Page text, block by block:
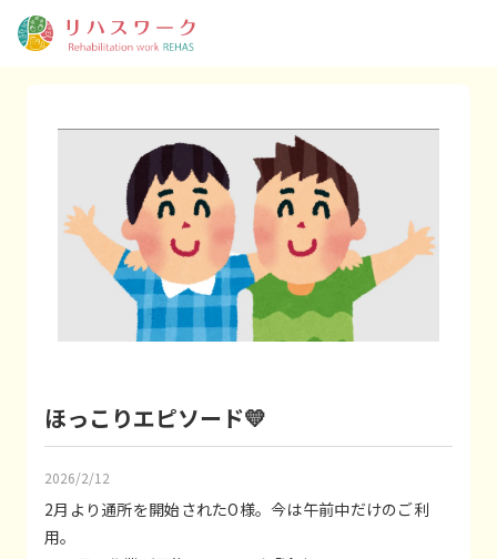
ほっこりエピソード💛
2026/2/12
2月より通所を開始されたO様。今は午前中だけのご利
用。